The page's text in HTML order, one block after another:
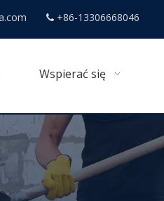
 +86-13306668046
Wspierać się